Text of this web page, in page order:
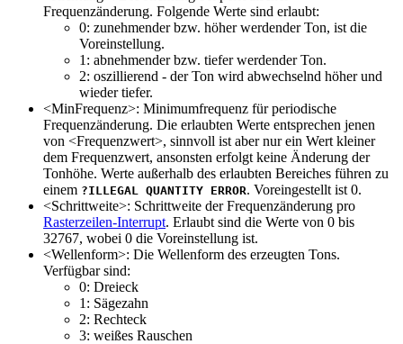
Frequenzänderung. Folgende Werte sind erlaubt:
0: zunehmender bzw. höher werdender Ton, ist die
Voreinstellung.
1: abnehmender bzw. tiefer werdender Ton.
2: oszillierend - der Ton wird abwechselnd höher und
wieder tiefer.
<MinFrequenz>: Minimumfrequenz für periodische
Frequenzänderung. Die erlaubten Werte entsprechen jenen
von <Frequenzwert>, sinnvoll ist aber nur ein Wert kleiner
dem Frequenzwert, ansonsten erfolgt keine Änderung der
Tonhöhe. Werte außerhalb des erlaubten Bereiches führen zu
einem ?ILLEGAL QUANTITY ERROR. Voreingestellt ist 0.
<Schrittweite>: Schrittweite der Frequenzänderung pro
Rasterzeilen-Interrupt. Erlaubt sind die Werte von 0 bis
32767, wobei 0 die Voreinstellung ist.
<Wellenform>: Die Wellenform des erzeugten Tons.
Verfügbar sind:
0: Dreieck
1: Sägezahn
2: Rechteck
3: weißes Rauschen